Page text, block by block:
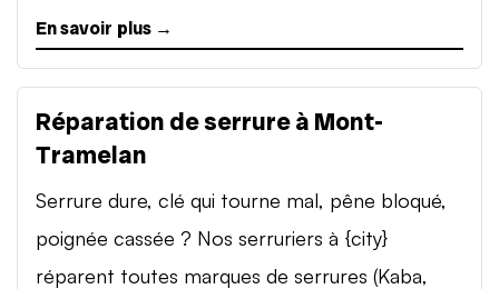
En savoir plus →
Réparation de serrure à Mont-
Tramelan
Serrure dure, clé qui tourne mal, pêne bloqué,
poignée cassée ? Nos serruriers à {city}
réparent toutes marques de serrures (Kaba,